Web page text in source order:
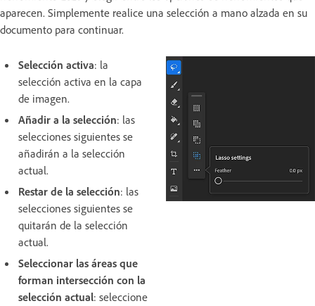
aparecen. Simplemente realice una selección a mano alzada en su
documento para continuar.
Selección activa: la
selección activa en la capa
de imagen.
Añadir a la selección: las
selecciones siguientes se
añadirán a la selección
actual.
Restar de la selección: las
selecciones siguientes se
quitarán de la selección
actual.
Seleccionar las áreas que
forman intersección con la
selección actual: seleccione